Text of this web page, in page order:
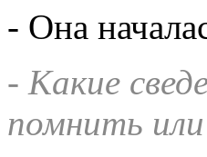
- Она
- Какие
помнить